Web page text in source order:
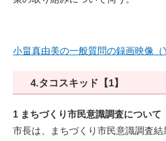
小畠真由美の一般質問の録画映像（
4.タコスキッド【1】
1 まちづくり市民意識調査について
市長は、まちづくり市民意識調査